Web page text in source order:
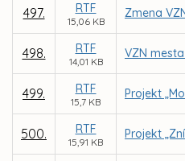
497. RTF
15,06 KB
Zmena
498. RTF
14,01 KB
VZN
499. RTF
15,7 KB
Projekt
500. RTF
15,91 KB
Projekt